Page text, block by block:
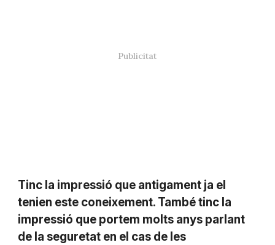
Tinc la impressió que antigament ja el
tenien este coneixement. També tinc la
impressió que portem molts anys parlant
de la seguretat en el cas de les